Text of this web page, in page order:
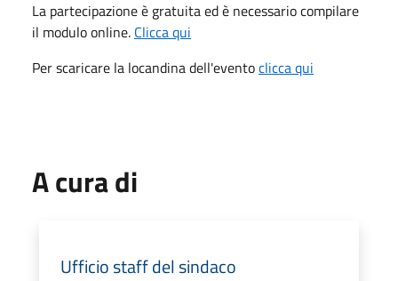
La partecipazione è gratuita ed è necessario compilare
il modulo online. Clicca qui
Per scaricare la locandina dell'eventoclicca qui
A cura di
Ufficio staff del sindaco